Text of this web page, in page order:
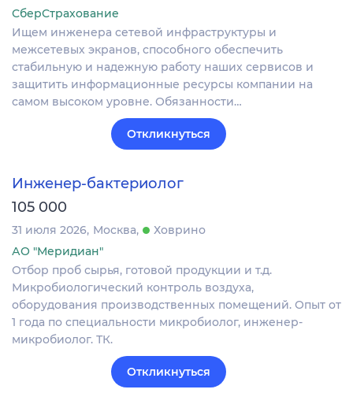
СберСтрахование
Ищем инженера сетевой инфраструктуры и
межсетевых экранов, способного обеспечить
стабильную и надежную работу наших сервисов и
защитить информационные ресурсы компании на
самом высоком уровне. Обязанности…
Откликнуться
Инженер-бактериолог
105 000
31 июля 2026 Москва
Ховрино
АО "Меридиан"
Отбор проб сырья, готовой продукции и т.д.
Микробиологический контроль воздуха,
оборудования производственных помещений. Опыт от
1 года по специальности микробиолог, инженер-
микробиолог. ТК.
Откликнуться